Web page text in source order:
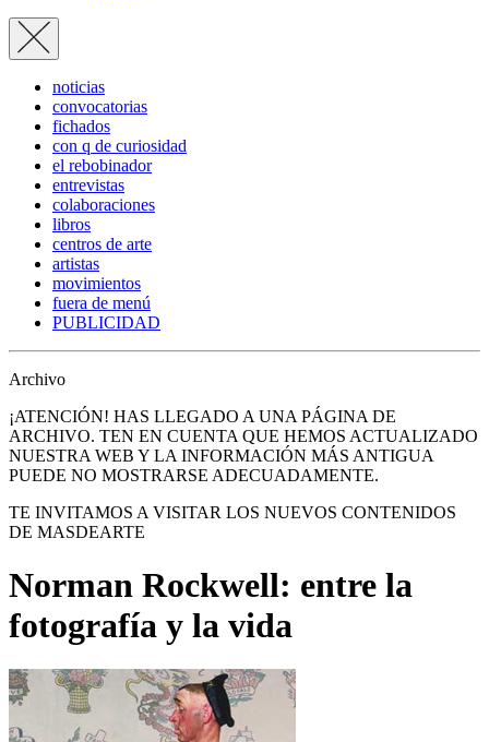
noticias
convocatorias
fichados
con q de curiosidad
el rebobinador
entrevistas
colaboraciones
libros
centros de arte
artistas
movimientos
fuera de menú
PUBLICIDAD
Archivo
¡ATENCIÓN! HAS LLEGADO A UNA PÁGINA DE
ARCHIVO. TEN EN CUENTA QUE HEMOS ACTUALIZADO
NUESTRA WEB Y LA INFORMACIÓN MÁS ANTIGUA
PUEDE NO MOSTRARSE ADECUADAMENTE.
TE INVITAMOS A VISITAR LOS NUEVOS CONTENIDOS
DE MASDEARTE
Norman Rockwell: entre la
fotografía y la vida